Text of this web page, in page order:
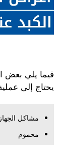
فيما يلي بعض
يحتاج إلى
مشاكل
محموم